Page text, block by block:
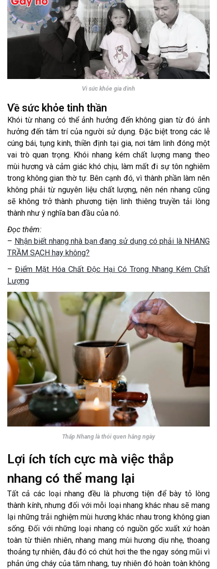
Vì sức khỏe gia đình
Về sức khỏe tinh thần
Khói từ nhang có thể ảnh hưởng đến không gian từ đó ảnh
hưởng đến tâm trí của người sử dụng. Đặc biệt trong các lễ
cúng bái, tụng kinh, thiền định tại gia, nơi tâm linh đóng một
vai trò quan trọng. Khói nhang kém chất lượng mang theo
mùi hương và cảm giác khó chịu, làm mất đi sự tôn nghiêm
trong không gian thờ tự. Bên cạnh đó, vì thành phần làm nên
không phải từ nguyên liệu chất lượng, nên nén nhang cũng
sẽ không trở thành phương tiện linh thiêng truyền tải lòng
thành như ý nghĩa ban đầu của nó.
Đọc thêm:
– Nhận biết nhang nhà bạn đang sử dụng có phải là NHANG
TRẦM SẠCH hay không?
– Điểm Mặt Hóa Chất Độc Hại Có Trong Nhang Kém Chất
Lượng
Thắp Nhang là thói quen hằng ngày
Lợi ích tích cực mà việc thắp
nhang có thể mang lại
Tất cả các loại nhang đều là phương tiện để bày tỏ lòng
thành kính, nhưng đối với mỗi loại nhang khác nhau sẽ mang
lại những trải nghiệm mùi hương khác nhau trong không gian
sống. Đối với những loại nhang có nguồn gốc xuất xứ hoàn
toàn từ thiên nhiên, nhang mang mùi hương dịu nhẹ, thoang
thoảng tự nhiên, đâu đó có chút hơi the the ngay sóng mũi vì
phản ứng cháy của tăm nhang, tuy nhiên đó hoàn toàn không